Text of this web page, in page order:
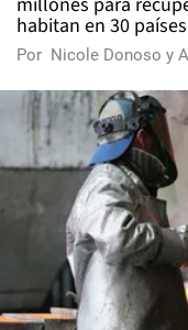
habitan en 30 países
Por Nicole Donoso y